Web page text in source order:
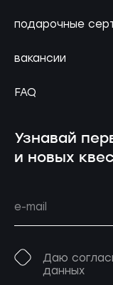
подарочные
вакансии
FAQ
Узнавай
и новых
Даю
данных